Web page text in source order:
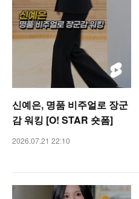
신예은, 명품 비주얼로 장군
감 워킹 [O! STAR 숏폼]
2026.07.21 22:10